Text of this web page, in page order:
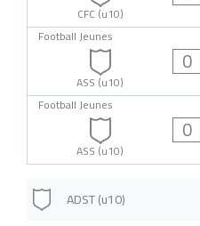
CFC (u10)
Football Jeunes
ASS (u10)
0
Football Jeunes
ASS (u10)
0
ADST (u10)